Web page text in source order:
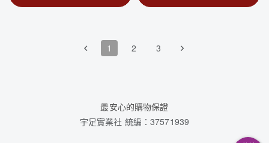
1 2 3
最安心的購物保證
宇足實業社 統編：37571939